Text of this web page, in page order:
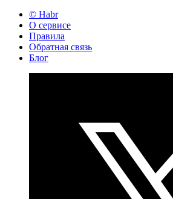
© Habr
О сервисе
Правила
Обратная связь
Блог